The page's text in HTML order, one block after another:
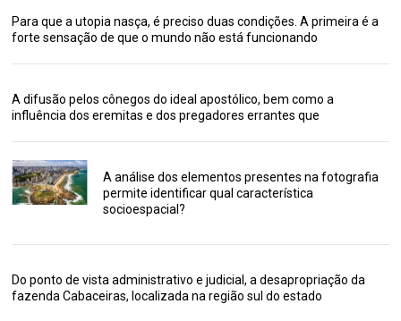
Para que a utopia nasça, é preciso duas condições. A primeira é a
forte sensação de que o mundo não está funcionando
A difusão pelos cônegos do ideal apostólico, bem como a
influência dos eremitas e dos pregadores errantes que
A análise dos elementos presentes na fotografia
permite identificar qual característica
socioespacial?
Do ponto de vista administrativo e judicial, a desapropriação da
fazenda Cabaceiras, localizada na região sul do estado